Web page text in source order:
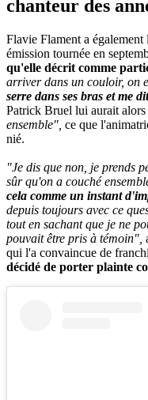
chanteur des
Flavie Flament a
émission tournée en
qu'elle décrit comme
arriver dans un couloir, on
serre dans ses bras et me
Patrick Bruel lui aurait
ensemble", ce que
nié.
"Je dis que non, je prends
sûr qu'on a couché
cela comme un instant
depuis toujours avec ce
tout en sachant que je ne
pouvait être pris à témoin",
qui l'a convaincue de
décidé de porter plainte